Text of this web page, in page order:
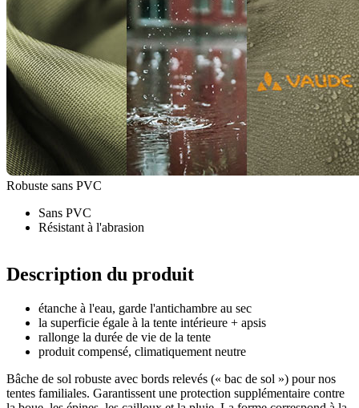
Robuste sans PVC
Sans PVC
Résistant à l'abrasion
Description du produit
étanche à l'eau, garde l'antichambre au sec
la superficie égale à la tente intérieure + apsis
rallonge la durée de vie de la tente
produit compensé, climatiquement neutre
Bâche de sol robuste avec bords relevés (« bac de sol ») pour nos
tentes familiales. Garantissent une protection supplémentaire contre